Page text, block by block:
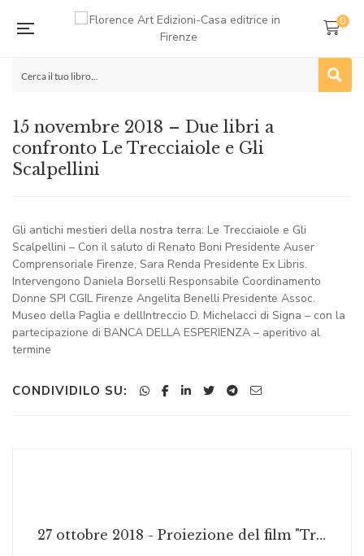
0
15 novembre 2018 – Due libri a
confronto Le Trecciaiole e Gli
Scalpellini
Gli antichi mestieri della nostra terra: Le Trecciaiole e Gli
Scalpellini – Con il saluto di Renato Boni Presidente Auser
Comprensoriale Firenze, Sara Renda Presidente Ex Libris.
Intervengono Daniela Borselli Responsabile Coordinamento
Donne SPI CGIL Firenze Angelita Benelli Presidente Assoc.
Museo della Paglia e dellIntreccio D. Michelacci di Signa – con la
partecipazione di BANCA DELLA ESPERIENZA – aperitivo al
termine
CONDIVIDILO SU:
27 ottobre 2018 - Proiezione del film "Tragica notte" liberamente tratto dal romanzo La Trappola